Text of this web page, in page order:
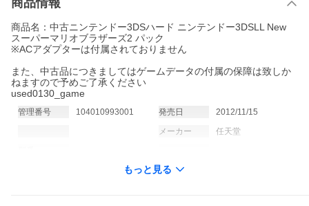
商品情報
商品名：中古ニンテンドー3DSハード ニンテンドー3DSLL New
スーパーマリオブラザーズ2 パック
※ACアダプターは付属されておりません
また、中古品につきましてはゲームデータの付属の保障は致しか
ねますので予めご了承ください
used0130_game
管理番号 104010993001 発売日
2012/11/15
メーカー
任天堂
もっと見る